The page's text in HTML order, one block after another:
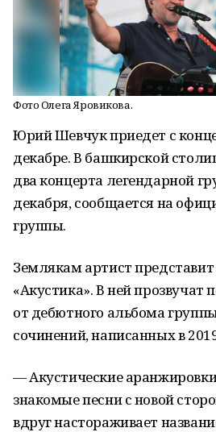
Фото Олега Яровикова.
Юрий Шевчук приедет с
декабре. В башкирской
два концерта легендарной
декабря, сообщается на
группы.
Землякам артист
«Акустика». В ней прозвучат
от дебютного альбома
сочинений, написанных в
— Акустические
знакомые песни с новой
вдруг настораживает